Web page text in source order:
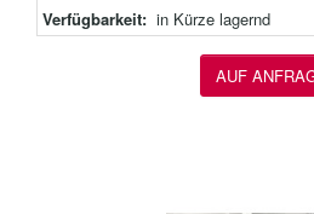
Verfügbarkeit: in Kürze lagernd
AUF